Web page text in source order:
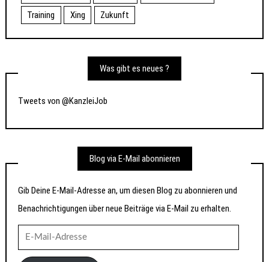
Training
Xing Zukunft
Was gibt es neues ?
Tweets von @KanzleiJob
Blog via E-Mail abonnieren
Gib Deine E-Mail-Adresse an, um diesen Blog zu abonnieren und
Benachrichtigungen über neue Beiträge via E-Mail zu erhalten.
Mail-